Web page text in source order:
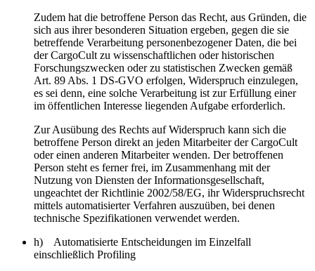
Zudem hat die betroffene Person das Recht, aus Gründen, die
sich aus ihrer besonderen Situation ergeben, gegen die sie
betreffende Verarbeitung personenbezogener Daten, die bei
der CargoCult zu wissenschaftlichen oder historischen
Forschungszwecken oder zu statistischen Zwecken gemäß
Art. 89 Abs. 1 DS-GVO erfolgen, Widerspruch einzulegen,
es sei denn, eine solche Verarbeitung ist zur Erfüllung einer
im öffentlichen Interesse liegenden Aufgabe erforderlich.
Zur Ausübung des Rechts auf Widerspruch kann sich die
betroffene Person direkt an jeden Mitarbeiter der CargoCult
oder einen anderen Mitarbeiter wenden. Der betroffenen
Person steht es ferner frei, im Zusammenhang mit der
Nutzung von Diensten der Informationsgesellschaft,
ungeachtet der Richtlinie 2002/58/EG, ihr Widerspruchsrecht
mittels automatisierter Verfahren auszuüben, bei denen
technische Spezifikationen verwendet werden.
h) Automatisierte Entscheidungen im Einzelfall
einschließlich Profiling